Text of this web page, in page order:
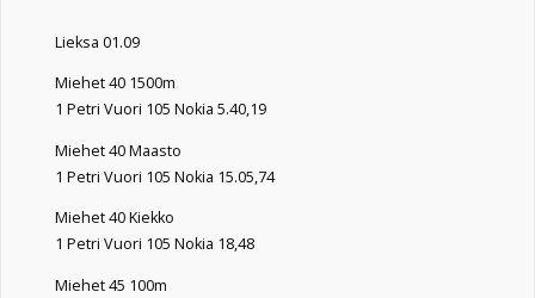
Lieksa 01.09
Miehet 40 1500m
1 Petri Vuori 105 Nokia 5.40,19
Miehet 40 Maasto
1 Petri Vuori 105 Nokia 15.05,74
Miehet 40 Kiekko
1 Petri Vuori 105 Nokia 18,48
Miehet 45 100m